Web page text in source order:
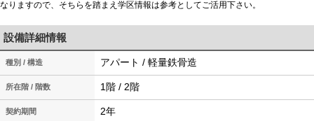
なりますので、そちらを踏まえ学区情報は参考としてご活用下さい。
設備詳細情報
種別 / 構造 アパート / 軽量鉄骨造
所在階 / 階数 1階 / 2階
契約期間 2年